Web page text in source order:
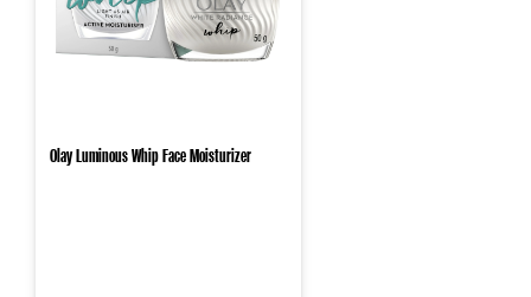
Olay Luminous Whip Face Moisturizer